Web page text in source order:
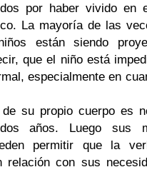
por haber vivido en
La mayoría de las
están siendo
que el niño está
especialmente en
su propio cuerpo es
dos años. Luego sus
permitir que la
relación con sus